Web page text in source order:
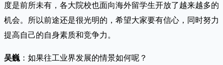
度是前所未有，各大院校也面向海外留学生开放了越来越多的
机会。所以前途还是很光明的，希望大家要有信心，同时努力
提高自己的自身素质和竞争力。
吴巍 ：如果往工业界发展的情景如何呢？